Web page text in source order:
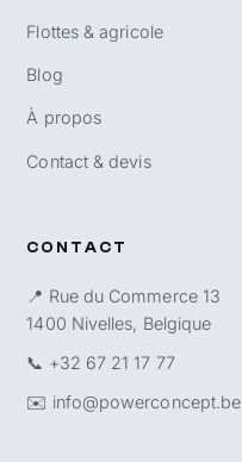
Flottes & agricole
Blog
À propos
Contact & devis
CONTACT
📍 Rue du Commerce 13
1400 Nivelles, Belgique
📞 +32 67 21 17 77
✉️ info@powerconcept.be